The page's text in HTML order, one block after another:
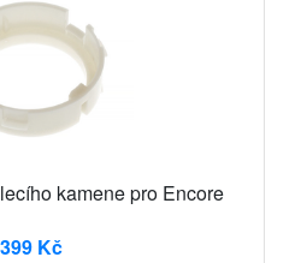
kamene pro Encore
399 Kč